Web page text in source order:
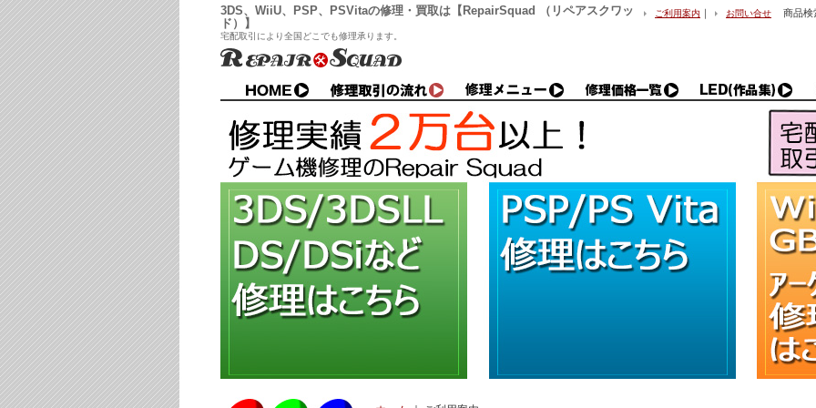
3DS、WiiU、PSP、PSVitaの修理・買取は【RepairSquad （リペアスクワッ
ド）】
宅配取引により全国どこでも修理承ります。
ご利用案内 ｜ お問い合せ 商品検